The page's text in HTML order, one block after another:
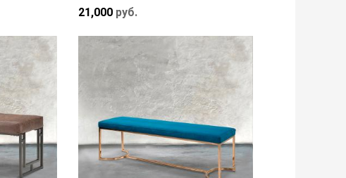
21,000 руб.